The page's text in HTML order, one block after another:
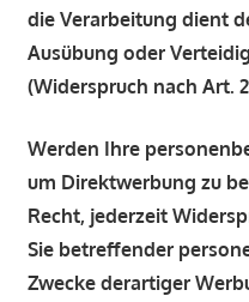
die Verarbeitung dient
Ausübung oder
(Widerspruch nach Art.
Werden Ihre
um Direktwerbung zu
Recht, jederzeit
Sie betreffender
Zwecke derartiger